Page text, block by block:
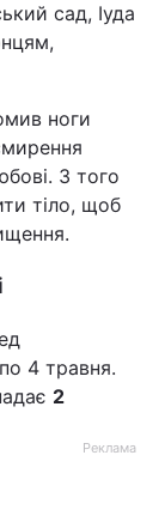
сад, Іуда
ноги
З того
тіло, щоб
4 травня.
2
Реклама